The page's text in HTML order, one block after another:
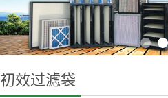
初效过滤袋